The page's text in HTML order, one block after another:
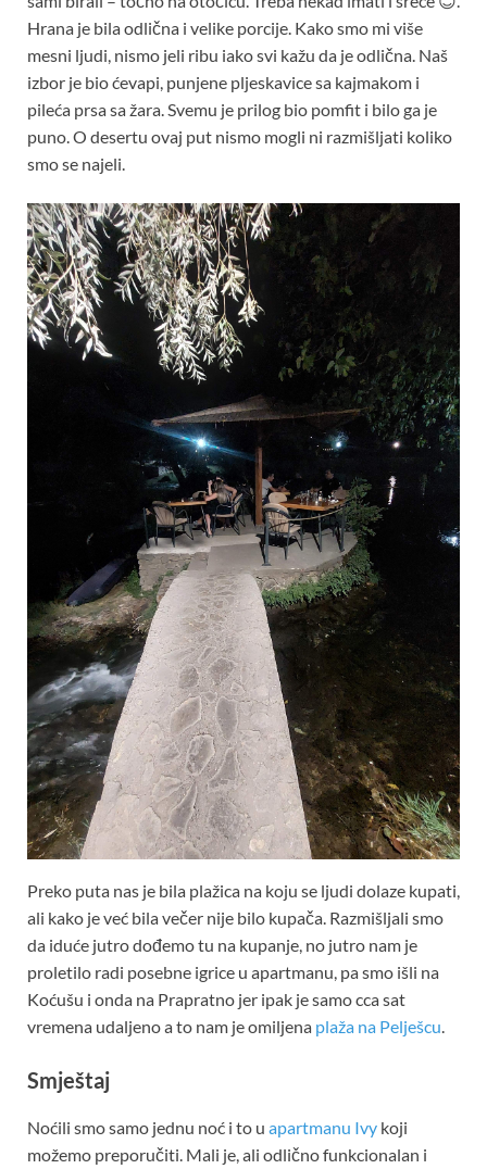
Hrana je bila odlična i velike porcije. Kako smo mi više
mesni ljudi, nismo jeli ribu iako svi kažu da je odlična. Naš
izbor je bio ćevapi, punjene pljeskavice sa kajmakom i
pileća prsa sa žara. Svemu je prilog bio pomfit i bilo ga je
puno. O desertu ovaj put nismo mogli ni razmišljati koliko
smo se najeli.
Preko puta nas je bila plažica na koju se ljudi dolaze kupati,
ali kako je već bila večer nije bilo kupača. Razmišljali smo
da iduće jutro dođemo tu na kupanje, no jutro nam je
proletilo radi posebne igrice u apartmanu, pa smo išli na
Koćušu i onda na Prapratno jer ipak je samo cca sat
vremena udaljeno a to nam je omiljena plaža na Pelješcu
Smještaj
Noćili smo samo jednu noć i to u apartmanu Ivy koji
možemo preporučiti. Mali je, ali odlično funkcionalan i